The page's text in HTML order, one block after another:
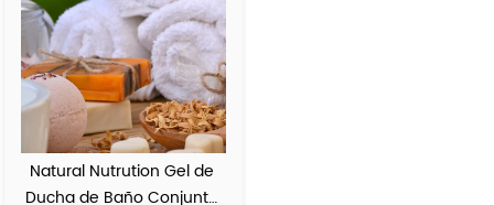
Natural Nutrution Gel de
Ducha de Baño Conjunto